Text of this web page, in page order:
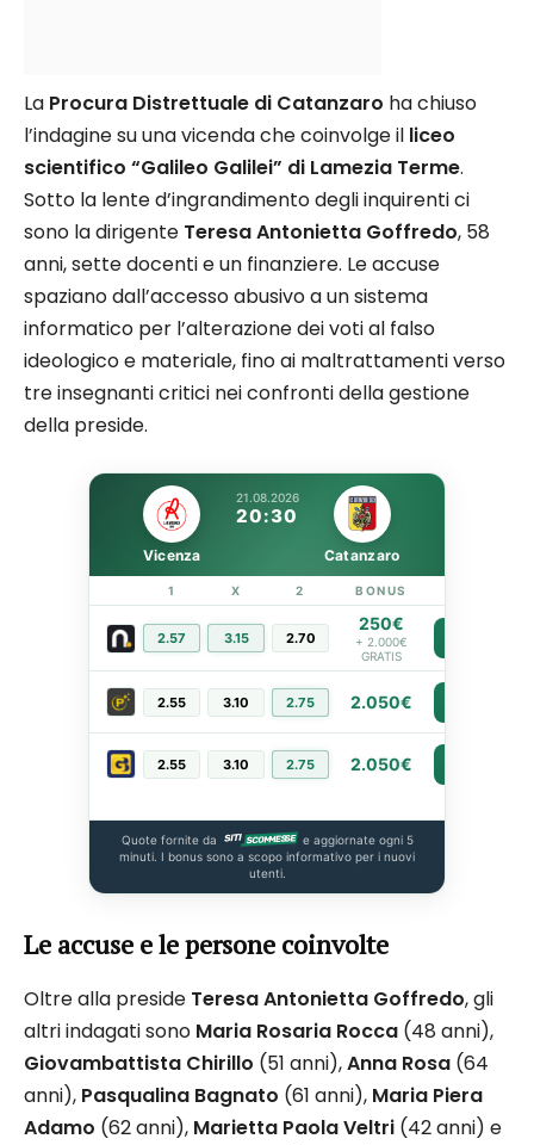
La Procura Distrettuale di Catanzaro ha chiuso
l’indagine su una vicenda che coinvolge il liceo
scientifico “Galileo Galilei” di Lamezia Terme.
Sotto la lente d’ingrandimento degli inquirenti ci
sono la dirigente Teresa Antonietta Goffredo, 58
anni, sette docenti e un finanziere. Le accuse
spaziano dall’accesso abusivo a un sistema
informatico per l’alterazione dei voti al falso
ideologico e materiale, fino ai maltrattamenti verso
tre insegnanti critici nei confronti della gestione
della preside.
21.08.2026
20:30
Vicenza Catanzaro
1 X 2 BONUS
2.57 3.15 2.70
250€
+ 2.000€
GRATIS
2.55 3.10 2.75 2.050€
2.55 3.10 2.75 2.050€
Quote fornite da
e aggiornate ogni 5
minuti. I bonus sono a scopo informativo per i nuovi
utenti.
Le accuse e le persone coinvolte
Oltre alla preside Teresa Antonietta Goffredo, gli
altri indagati sono Maria Rosaria Rocca (48 anni),
Giovambattista Chirillo (51 anni),Anna Rosa (64
anni), Pasqualina Bagnato (61 anni), Maria Piera
Adamo (62 anni), Marietta Paola Veltri (42 anni) e